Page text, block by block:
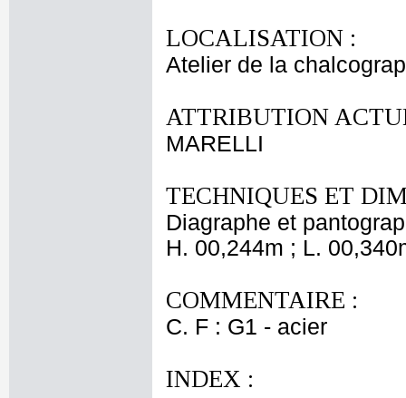
LOCALISATION :
Atelier de la
ATTRIBUTION
MARELLI
TECHNIQUES ET
Diagraphe et
H. 00,244m ; L.
COMMENTAIRE :
C. F : G1 - acier
INDEX :